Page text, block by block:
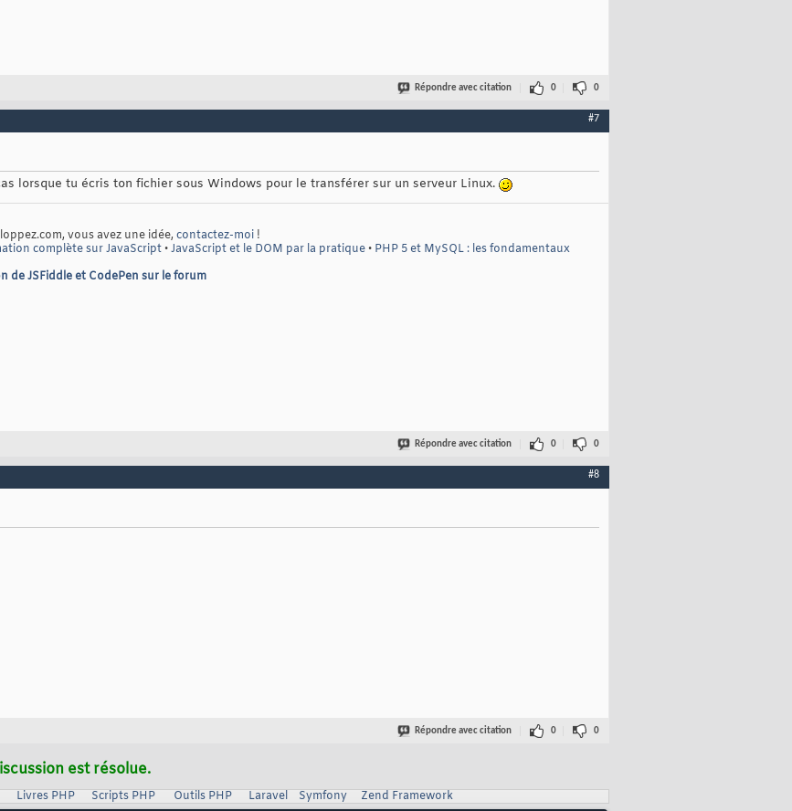
Répondre avec citation 0 0
#7
lorsque tu écris ton fichier sous Windows pour le transférer sur un serveur Linux.
vous avez une idée, contactez-moi !
complète sur JavaScript•JavaScript et le DOM par la pratique• PHP 5 et MySQL : les fondamentaux
de JSFiddle et CodePen sur le forum
Répondre avec citation 0 0
#8
Répondre avec citation 0 0
est résolue.
Livres PHP Scripts PHP Outils PHP Laravel Symfony Zend Framework